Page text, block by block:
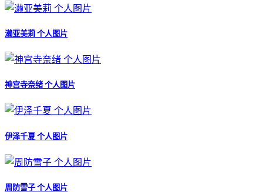
濑亚美莉 个人图片
神宫寺奈绪 个人图片
伊泽千夏 个人图片
周防雪子 个人图片